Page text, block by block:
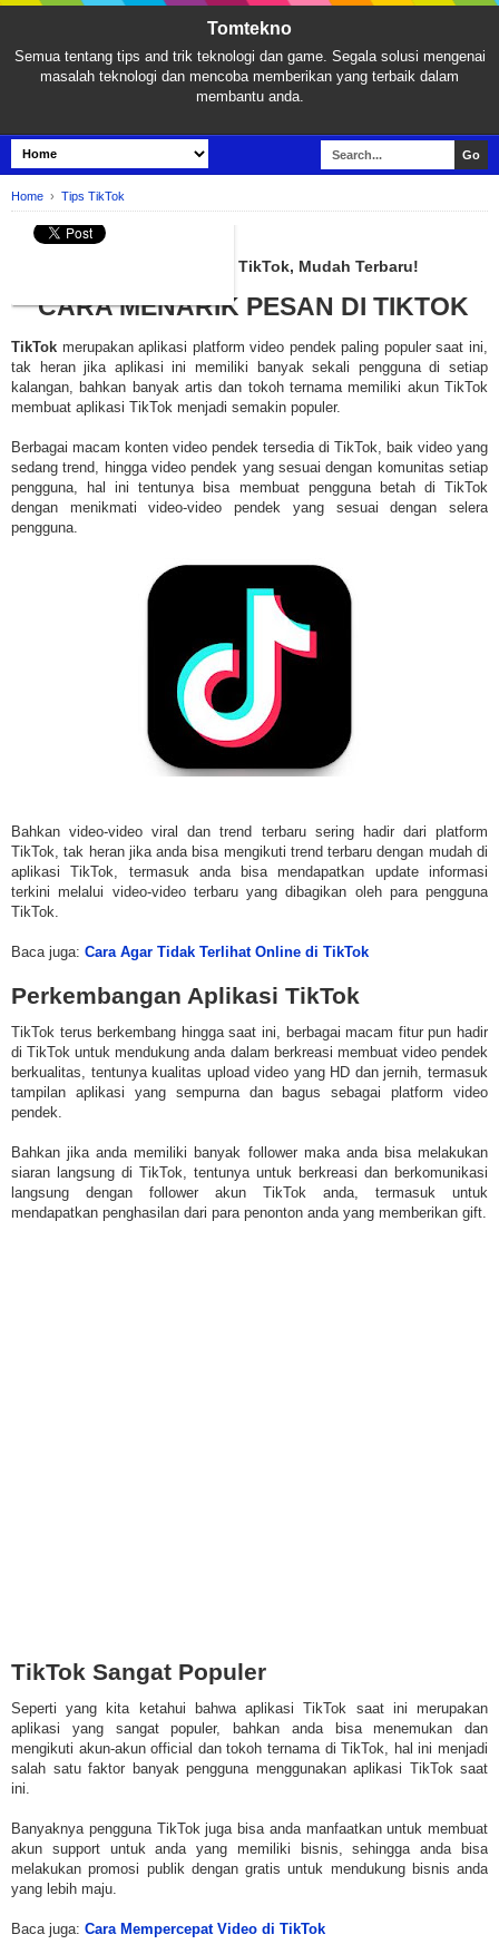
Tomtekno
Semua tentang tips and trik teknologi dan game. Segala solusi mengenai
masalah teknologi dan mencoba memberikan yang terbaik dalam
membantu anda.
Home › Tips TikTok
TIPS TIKTOK
2 Cara Menarik Pesan Chat di TikTok, Mudah Terbaru!
CARA MENARIK PESAN DI TIKTOK
TikTok merupakan aplikasi platform video pendek paling populer saat ini,
tak heran jika aplikasi ini memiliki banyak sekali pengguna di setiap
kalangan, bahkan banyak artis dan tokoh ternama memiliki akun TikTok
membuat aplikasi TikTok menjadi semakin populer.
Berbagai macam konten video pendek tersedia di TikTok, baik video yang
sedang trend, hingga video pendek yang sesuai dengan komunitas setiap
pengguna, hal ini tentunya bisa membuat pengguna betah di TikTok
dengan menikmati video-video pendek yang sesuai dengan selera
pengguna.
Bahkan video-video viral dan trend terbaru sering hadir dari platform
TikTok, tak heran jika anda bisa mengikuti trend terbaru dengan mudah di
aplikasi TikTok, termasuk anda bisa mendapatkan update informasi
terkini melalui video-video terbaru yang dibagikan oleh para pengguna
TikTok.
Baca juga: Cara Agar Tidak Terlihat Online di TikTok
Perkembangan Aplikasi TikTok
TikTok terus berkembang hingga saat ini, berbagai macam fitur pun hadir
di TikTok untuk mendukung anda dalam berkreasi membuat video pendek
berkualitas, tentunya kualitas upload video yang HD dan jernih, termasuk
tampilan aplikasi yang sempurna dan bagus sebagai platform video
pendek.
Bahkan jika anda memiliki banyak follower maka anda bisa melakukan
siaran langsung di TikTok, tentunya untuk berkreasi dan berkomunikasi
langsung dengan follower akun TikTok anda, termasuk untuk
mendapatkan penghasilan dari para penonton anda yang memberikan gift.
TikTok Sangat Populer
Seperti yang kita ketahui bahwa aplikasi TikTok saat ini merupakan
aplikasi yang sangat populer, bahkan anda bisa menemukan dan
mengikuti akun-akun official dan tokoh ternama di TikTok, hal ini menjadi
salah satu faktor banyak pengguna menggunakan aplikasi TikTok saat
ini.
Banyaknya pengguna TikTok juga bisa anda manfaatkan untuk membuat
akun support untuk anda yang memiliki bisnis, sehingga anda bisa
melakukan promosi publik dengan gratis untuk mendukung bisnis anda
yang lebih maju.
Baca juga: Cara Mempercepat Video di TikTok